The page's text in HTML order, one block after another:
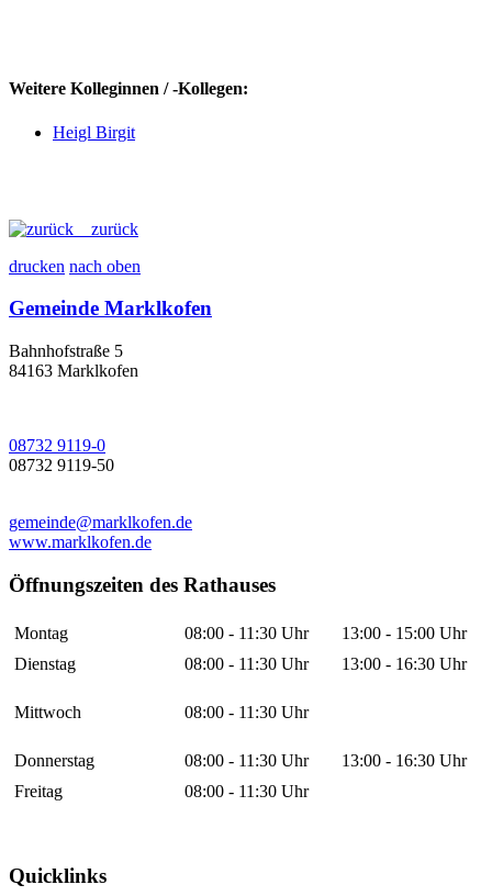
Weitere Kolleginnen / -Kollegen:
Heigl Birgit
zurück
drucken nach oben
Gemeinde Marklkofen
Bahnhofstraße 5
84163 Marklkofen
08732 9119-0
08732 9119-50
gemeinde@marklkofen.de
www.marklkofen.de
Öffnungszeiten des Rathauses
Montag 08:00 - 11:30 Uhr
13:00 - 15:00 Uhr
Dienstag
08:00 - 11:30 Uhr 13:00 - 16:30 Uhr
Mittwoch 08:00 - 11:30 Uhr
Donnerstag 08:00 - 11:30 Uhr
13:00 - 16:30 Uhr
Freitag
08:00 - 11:30 Uhr
Quicklinks